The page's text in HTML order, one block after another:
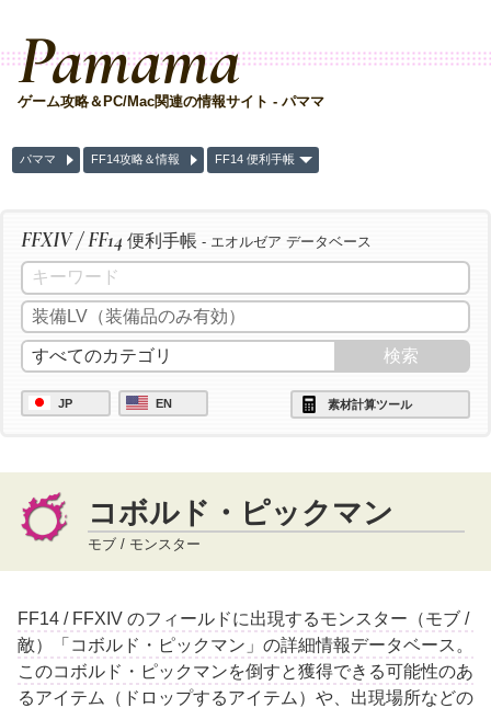
Pamama
ゲーム攻略＆PC/Mac関連の情報サイト - パママ
パママ FF14攻略＆情報 FF14 便利手帳
FFXIV / FF14 便利手帳 - エオルゼア データベース
JP EN 素材計算ツール
コボルド・ピックマン
モブ / モンスター
FF14 / FFXIV のフィールドに出現するモンスター（モブ /
敵）「コボルド・ピックマン」の詳細情報データベース。
このコボルド・ピックマンを倒すと獲得できる可能性のあ
るアイテム（ドロップするアイテム）や、出現場所などの